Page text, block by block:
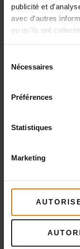
publicité et
avec d'autres
ou qu'ils ont
Nécessaires
Préférences
Statistiques
Marketing
Panier à
griller
Voir